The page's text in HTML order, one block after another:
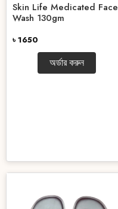
Skin Life Medicated Face
Wash 130gm
৳ 1650
অর্ডার করুন